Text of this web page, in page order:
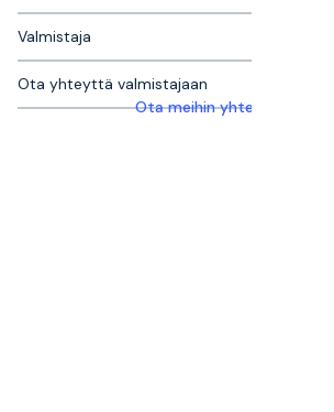
Valmistaja
Ota yhteyttä valmistajaan
Ota meihin yhteyttä